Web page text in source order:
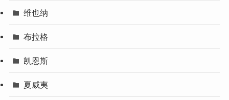
维也纳
布拉格
凯恩斯
夏威夷